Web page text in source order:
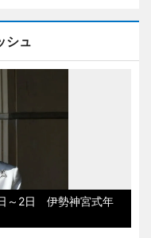
シュ
～2日 伊勢神宮式年